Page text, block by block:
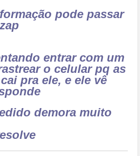
pode passar
entrar com um
o celular pq as
pra ele, e ele vê
demora muito